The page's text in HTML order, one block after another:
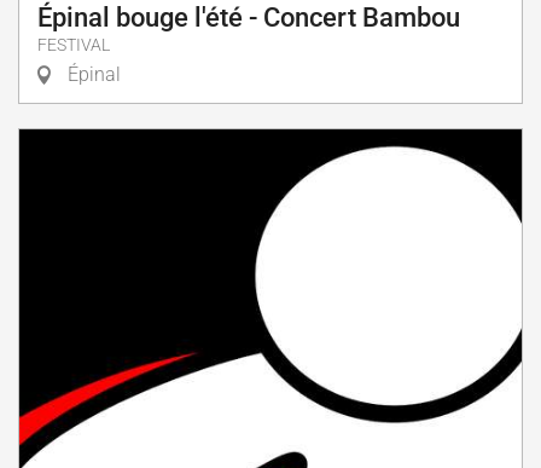
Épinal bouge l'été - Concert Bambou
FESTIVAL
Épinal